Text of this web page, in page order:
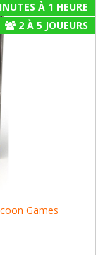
À 1 HEURE
2À 5 JOUEURS
Games